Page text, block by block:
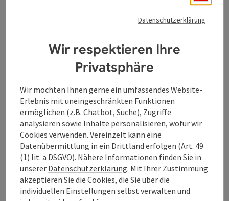
Gruppen
Datenschutzerklärung
Wir respektieren Ihre
Privatsphäre
Wir möchten Ihnen gerne ein umfassendes Website-
Erlebnis mit uneingeschränkten Funktionen
ermöglichen (z.B. Chatbot, Suche), Zugriffe
analysieren sowie Inhalte personalisieren, wofür wir
Cookies verwenden. Vereinzelt kann eine
Datenübermittlung in ein Drittland erfolgen (Art. 49
(1) lit. a DSGVO). Nähere Informationen finden Sie in
unserer Datenschutzerklärung. Mit Ihrer Zustimmung
akzeptieren Sie die Cookies, die Sie über die
individuellen Einstellungen selbst verwalten und